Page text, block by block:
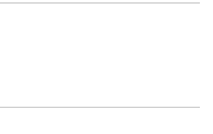
・バック・皮革製品
す。
ーカー】ですので、